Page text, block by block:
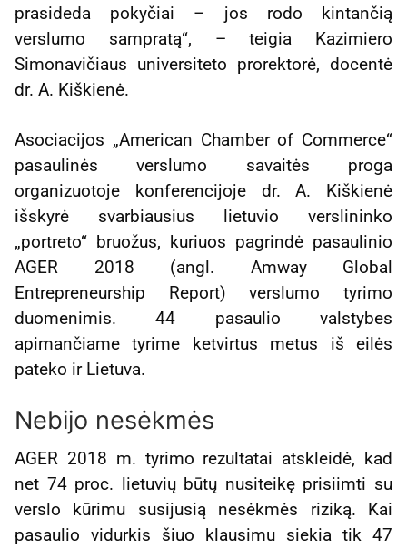
prasideda pokyčiai – jos rodo kintančią
verslumo sampratą“, – teigia Kazimiero
Simonavičiaus universiteto prorektorė, docentė
dr. A. Kiškienė.
Asociacijos „American Chamber of Commerce“
pasaulinės verslumo savaitės proga
organizuotoje konferencijoje dr. A. Kiškienė
išskyrė svarbiausius lietuvio verslininko
„portreto“ bruožus, kuriuos pagrindė pasaulinio
AGER 2018 (angl. Amway Global
Entrepreneurship Report) verslumo tyrimo
duomenimis. 44 pasaulio valstybes
apimančiame tyrime ketvirtus metus iš eilės
pateko ir Lietuva.
Nebijo nesėkmės
AGER 2018 m. tyrimo rezultatai atskleidė, kad
net 74 proc. lietuvių būtų nusiteikę prisiimti su
verslo kūrimu susijusią nesėkmės riziką. Kai
pasaulio vidurkis šiuo klausimu siekia tik 47